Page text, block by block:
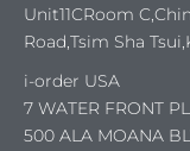
Unit11CRoom
Road,Tsim Sha
i-order USA
7 WATER FRONT
500 ALA MOANA